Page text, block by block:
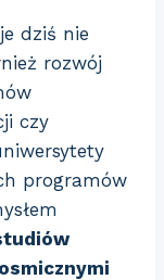
dziś nie
rozwój
czy
programów